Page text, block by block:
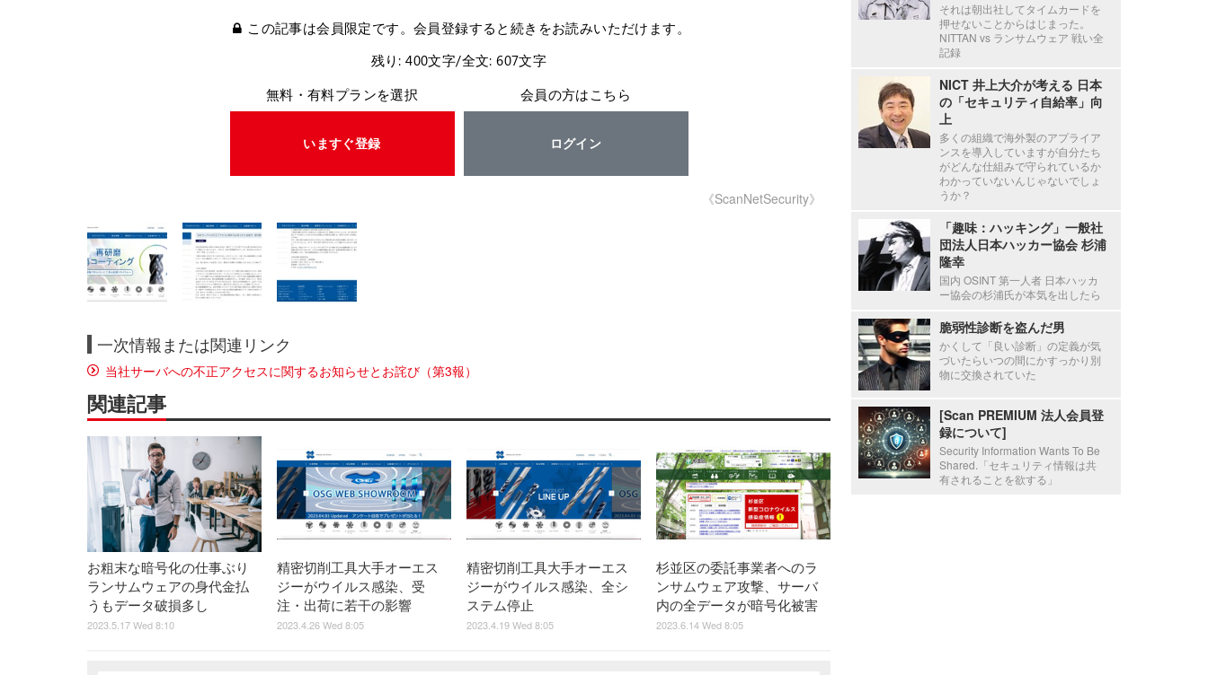
この記事は会員限定です。会員登録すると続きをお読みいただけます。
残り: 400文字/全文: 607文字
無料・有料プランを選択
いますぐ登録
会員の方はこちら
ログイン
《ScanNetSecurity》
一次情報または関連リンク
当社サーバへの不正アクセスに関するお知らせとお詫び（第3報）
関連記事
お粗末な暗号化の仕事ぶり
ランサムウェアの身代金払
うもデータ破損多し
2023.5.17 Wed 8:10
精密切削工具大手オーエス
ジーがウイルス感染、受
注・出荷に若干の影響
2023.4.26 Wed 8:05
精密切削工具大手オーエス
ジーがウイルス感染、全シ
ステム停止
2023.4.19 Wed 8:05
杉並区の委託事業者へのラ
ンサムウェア攻撃、サーバ
内の全データが暗号化被害
2023.6.14 Wed 8:05
それは朝出社してタイムカードを
押せないことからはじまった。
NITTAN vs ランサムウェア 戦い全
記録
NICT 井上大介が考える 日本
の「セキュリティ自給率」向
上
多くの組織で海外製のアプライア
ンスを導入していますが自分たち
がどんな仕組みで守られているか
わかっていないんじゃないでしょ
うか？
「趣味：ハッキング」一般社
団法人日本ハッカー協会 杉浦
隆幸
国内 OSINT 第一人者 日本ハッカ
ー協会の杉浦氏が本気を出したら
脆弱性診断を盗んだ男
かくして「良い診断」の定義が気
づいたらいつの間にかすっかり別
物に交換されていた
[Scan PREMIUM 法人会員登
録について]
Security Information Wants To Be
Shared.「セキュリティ情報は共
有されることを欲する」